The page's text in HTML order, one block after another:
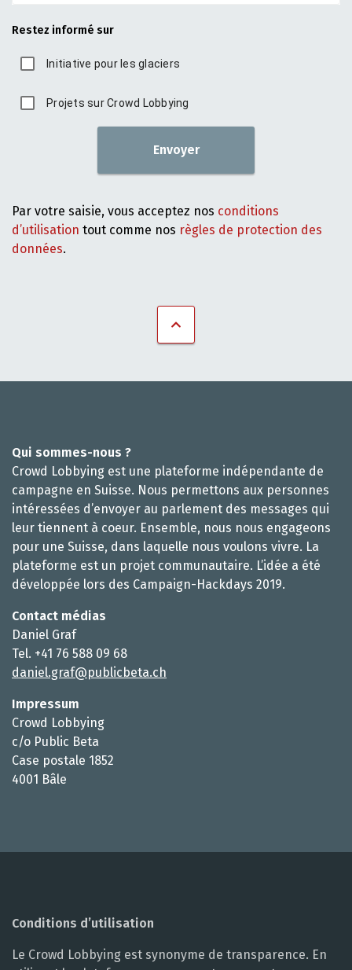
Restez informé sur
Initiative pour les glaciers
Projets sur Crowd Lobbying
Envoyer
Par votre saisie, vous acceptez nos conditions
d’utilisation tout comme nos règles de protection des
données.
Qui sommes-nous ?
Crowd Lobbying est une plateforme indépendante de
campagne en Suisse. Nous permettons aux personnes
intéressées d’envoyer au parlement des messages qui
leur tiennent à coeur. Ensemble, nous nous engageons
pour une Suisse, dans laquelle nous voulons vivre. La
plateforme est un projet communautaire. L’idée a été
développée lors des Campaign-Hackdays 2019.
Contact médias
Daniel Graf
Tel. +41 76 588 09 68
daniel.graf@publicbeta.ch
Impressum
Crowd Lobbying
c/o Public Beta
Case postale 1852
4001 Bâle
Conditions d’utilisation
Le Crowd Lobbying est synonyme de transparence. En